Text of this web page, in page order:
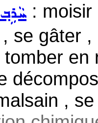
ܚܵܪܹܒ݂ :
se gâter
en
,